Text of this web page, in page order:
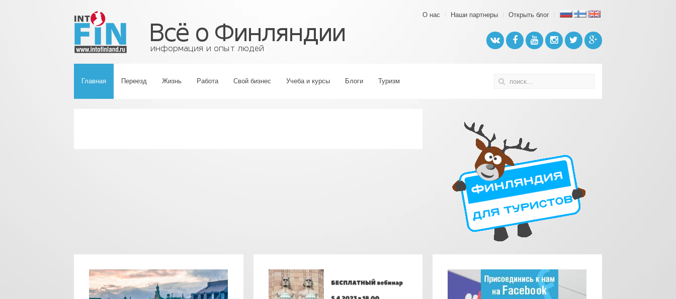
О нас Наши партнеры Открыть блог
Главная Переезд Жизнь Работа Свой бизнес Учеба и курсы Блоги Туризм